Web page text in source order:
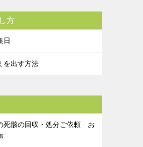
方
日
を出す方法
死骸の回収・処分ご依頼 お